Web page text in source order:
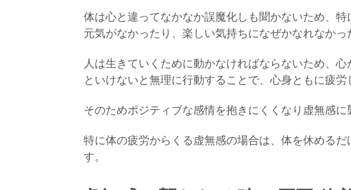
体は心と違ってなかなか誤魔化しも聞かないため、
元気がなかったり、楽しい気持ちになぜかなれなかっ
人は生きていくために動かなければならないため、
といけないと無理に行動することで、心身ともに疲労
そのためポジティブな感情を抱きにくくなり虚無感に
特に体の疲労からくる虚無感の場合は、体を休める
す。